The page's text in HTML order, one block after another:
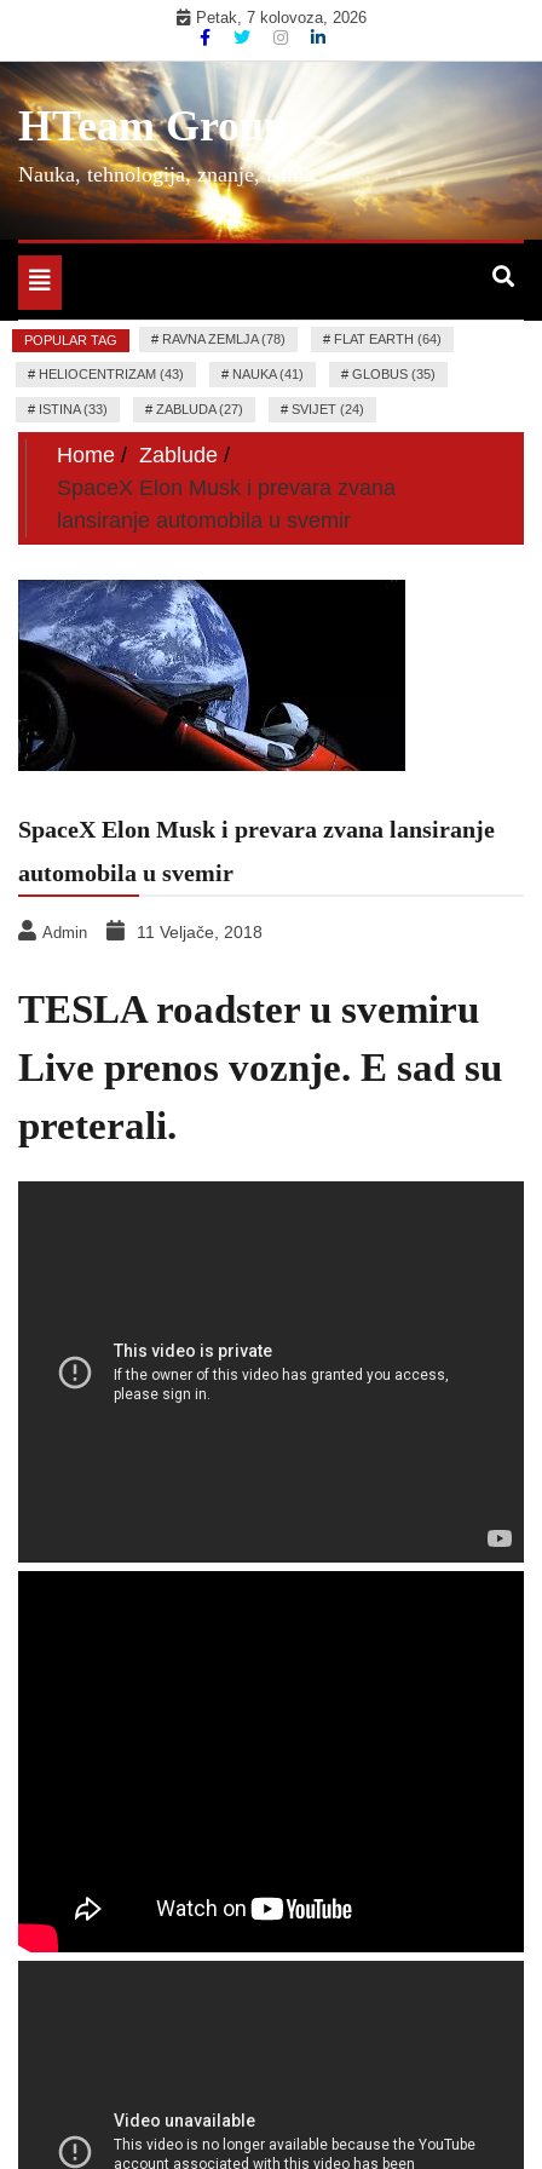
content
Petak, 7 kolovoza, 2026
HTeam Group
Nauka, tehnologija, znanje, istina
Toggle
navigation
POPULAR TAG # RAVNA ZEMLJA (78) # FLAT EARTH (64)
# HELIOCENTRIZAM (43) # NAUKA (41) # GLOBUS (35)
# ISTINA (33) # ZABLUDA (27) # SVIJET (24)
Home
Zablude
SpaceX Elon Musk i prevara zvana
lansiranje automobila u svemir
SpaceX Elon Musk i prevara zvana lansiranje
automobila u svemir
Admin 11 Veljače, 2018
TESLA roadster u svemiru
Live prenos voznje. E sad su
preterali.